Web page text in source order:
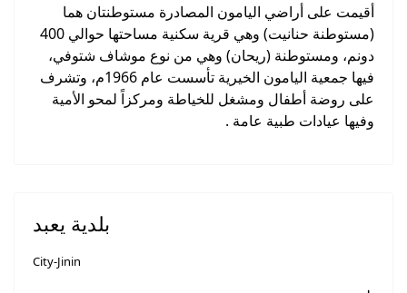
أقيمت على أراضي اليامون المصادرة مستوطنتان هما
(مستوطنة حنانيت) وهي قرية سكنية مساحتها حوالي 400
دونم، ومستوطنة (ريحان) وهي من نوع موشاف شتوفي،
فيها جمعية اليامون الخيرية تأسست عام 1966م، وتشرف
على روضة أطفال ومشغل للخياطة ومركزاً لمحو الأمية
وفيها عيادات طبية عامة .
بلدية يعبد
City-Jinin